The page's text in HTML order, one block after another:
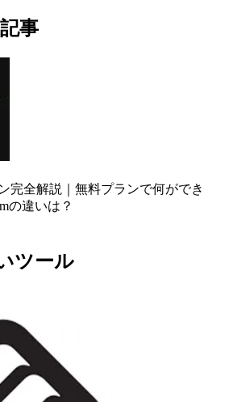
事
完全解説｜無料プランで何ができ
の違いは？
ツール